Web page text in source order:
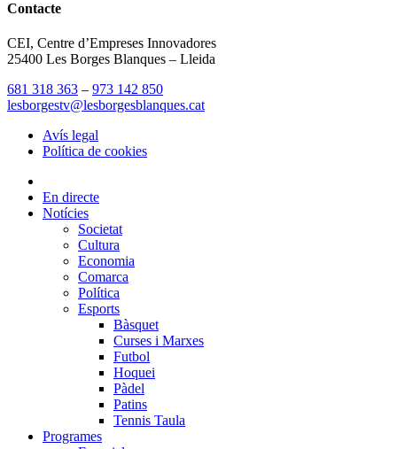
Contacte
CEI, Centre d’Empreses Innovadores
25400 Les Borges Blanques – Lleida
681 318 363 – 973 142 850
lesborgestv@lesborgesblanques.cat
Avís legal
Política de cookies
En directe
Notícies
Societat
Cultura
Economia
Comarca
Política
Esports
Bàsquet
Curses i Marxes
Futbol
Hoquei
Pàdel
Patins
Tennis Taula
Programes